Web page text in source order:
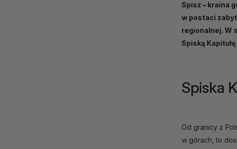
Spisz – kraina
w postaci
regionalnej. W
Spiską
Spiska
Od granicy z
w górach, to